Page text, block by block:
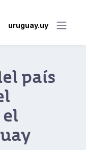
uruguay.uy
país
el